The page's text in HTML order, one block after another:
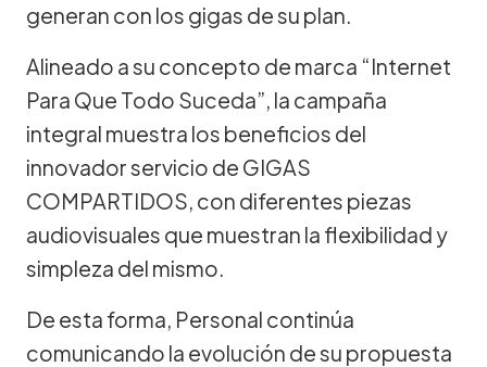
generan con los gigas de su plan.
Alineado a su concepto de marca “Internet
Para Que Todo Suceda”, la campaña
integral muestra los beneficios del
innovador servicio de GIGAS
COMPARTIDOS, con diferentes piezas
audiovisuales que muestran la flexibilidad y
simpleza del mismo.
De esta forma, Personal continúa
comunicando la evolución de su propuesta